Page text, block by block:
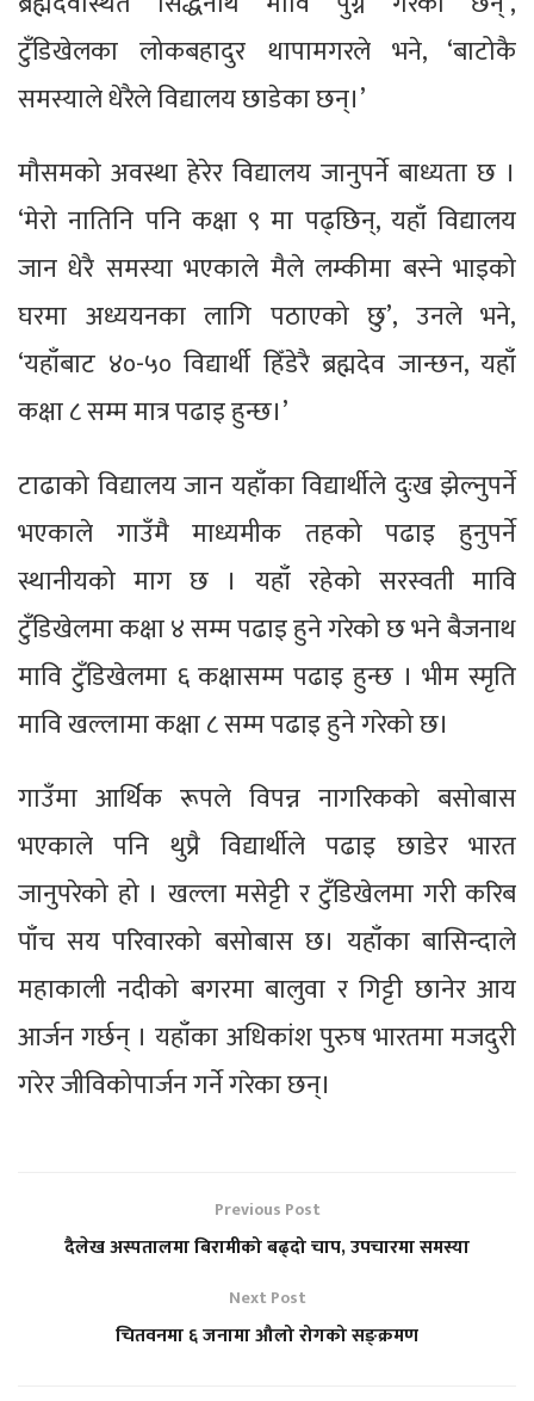
टुँडिखेलका लोकबहादुर थापामगरले भने, ‘बाटोकै
समस्याले धेरैले विद्यालय छाडेका छन्।’
मौसमको अवस्था हेरेर विद्यालय जानुपर्ने बाध्यता छ ।
‘मेरो नातिनि पनि कक्षा ९ मा पढ्छिन्, यहाँ विद्यालय
जान धेरै समस्या भएकाले मैले लम्कीमा बस्ने भाइको
घरमा अध्ययनका लागि पठाएको छु’, उनले भने,
‘यहाँबाट ४०-५० विद्यार्थी हिँडेरै ब्रह्मदेव जान्छन, यहाँ
कक्षा ८ सम्म मात्र पढाइ हुन्छ।’
टाढाको विद्यालय जान यहाँका विद्यार्थीले दुःख झेल्नुपर्ने
भएकाले गाउँमै माध्यमीक तहको पढाइ हुनुपर्ने
स्थानीयको माग छ । यहाँ रहेको सरस्वती मावि
टुँडिखेलमा कक्षा ४ सम्म पढाइ हुने गरेको छ भने बैजनाथ
मावि टुँडिखेलमा ६ कक्षासम्म पढाइ हुन्छ । भीम स्मृति
मावि खल्लामा कक्षा ८ सम्म पढाइ हुने गरेको छ।
गाउँमा आर्थिक रूपले विपन्न नागरिकको बसोबास
भएकाले पनि थुप्रै विद्यार्थीले पढाइ छाडेर भारत
जानुपरेको हो । खल्ला मसेट्टी र टुँडिखेलमा गरी करिब
पाँच सय परिवारको बसोबास छ। यहाँका बासिन्दाले
महाकाली नदीको बगरमा बालुवा र गिट्टी छानेर आय
आर्जन गर्छन् । यहाँका अधिकांश पुरुष भारतमा मजदुरी
गरेर जीविकोपार्जन गर्ने गरेका छन्।
Previous Post
दैलेख अस्पतालमा बिरामीको बढ्दो चाप, उपचारमा समस्या
Next Post
चितवनमा ६ जनामा औलो रोगको सङ्क्रमण